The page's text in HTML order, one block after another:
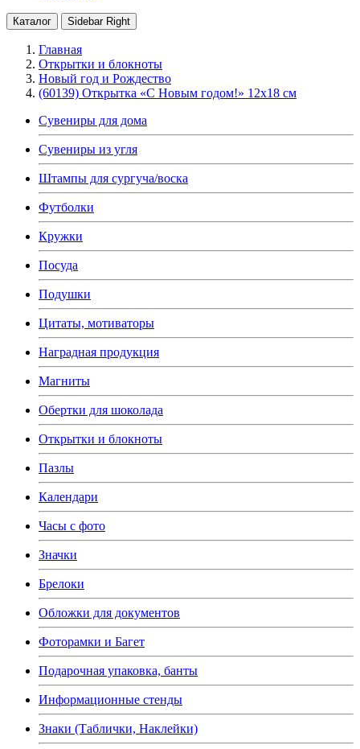
Каталог Sidebar Right
Главная
Открытки и блокноты
Новый год и Рождество
(60139) Открытка «С Новым годом!» 12х18 см
Сувениры для дома
Сувениры из угля
Штампы для сургуча/воска
Футболки
Кружки
Посуда
Подушки
Цитаты, мотиваторы
Наградная продукция
Магниты
Обертки для шоколада
Открытки и блокноты
Пазлы
Календари
Часы с фото
Значки
Брелоки
Обложки для документов
Фоторамки и Багет
Подарочная упаковка, банты
Информационные стенды
Знаки (Таблички, Наклейки)